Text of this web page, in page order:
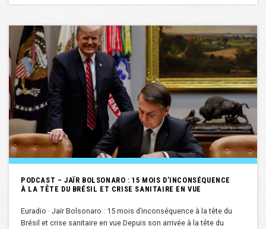
PODCAST – JAÏR BOLSONARO : 15 MOIS D’INCONSÉQUENCE
À LA TÊTE DU BRÉSIL ET CRISE SANITAIRE EN VUE
Euradio · Jaïr Bolsonaro : 15 mois d’inconséquence à la tête du
Brésil et crise sanitaire en vue Depuis son arrivée à la tête du